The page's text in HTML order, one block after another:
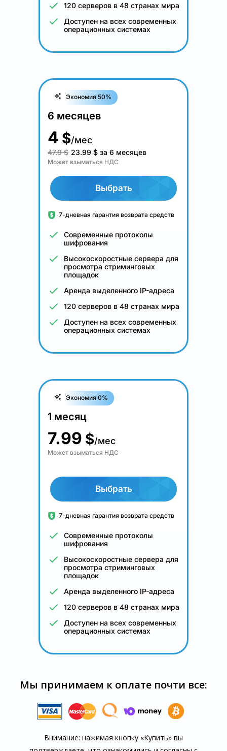
120 серверов в 48 странах мира
Доступен на всех современных
операционных системах
Экономия 50%
6 месяцев
4 $/мес
47.9 $ 23.99 $ за 6 месяцев
Может взыматься НДС
Выбрать
7-дневная гарантия возврата средств
Современные протоколы
шифрования
Высокоскоростные сервера для
просмотра стриминговых
площадок
Аренда выделенного IP-адреса
120 серверов в 48 странах мира
Доступен на всех современных
операционных системах
Экономия 0%
1 месяц
7.99 $/мес
Может взыматься НДС
Выбрать
7-дневная гарантия возврата средств
Современные протоколы
шифрования
Высокоскоростные сервера для
просмотра стриминговых
площадок
Аренда выделенного IP-адреса
120 серверов в 48 странах мира
Доступен на всех современных
операционных системах
Мы принимаем к оплате почти все:
Внимание: нажимая кнопку «Купить» вы